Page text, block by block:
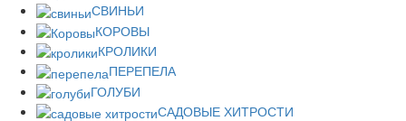
СВИНЬИ
КОРОВЫ
КРОЛИКИ
ПЕРЕПЕЛА
ГОЛУБИ
САДОВЫЕ ХИТРОСТИ